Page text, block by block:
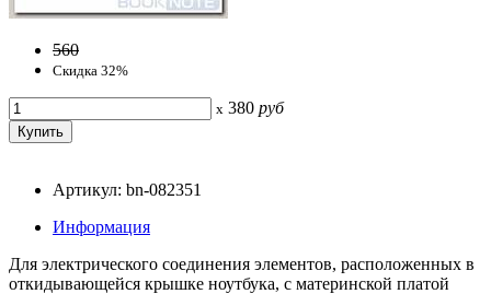
560
Скидка 32%
x 380 руб
Артикул: bn-082351
Информация
Для электрического соединения элементов, расположенных в
откидывающейся крышке ноутбука, с материнской платой